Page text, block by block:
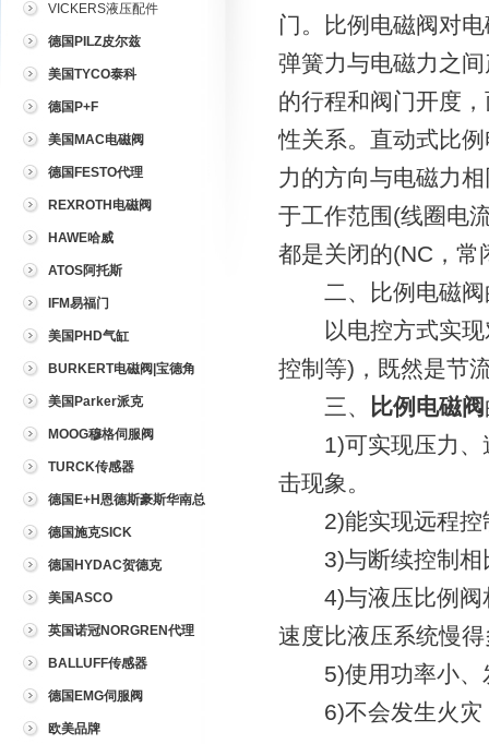
VICKERS液压配件
德国PILZ皮尔兹
美国TYCO泰科
德国P+F
美国MAC电磁阀
德国FESTO代理
REXROTH电磁阀
HAWE哈威
ATOS阿托斯
IFM易福门
美国PHD气缸
BURKERT电磁阀|宝德角
座阀
美国Parker派克
MOOG穆格伺服阀
TURCK传感器
德国E+H恩德斯豪斯华南总
代理
德国施克SICK
德国HYDAC贺德克
美国ASCO
英国诺冠NORGREN代理
BALLUFF传感器
德国EMG伺服阀
欧美品牌
门。比例电磁阀对
弹簧力与电磁力之
的行程和阀门开度
性关系。直动式比
力的方向与电磁力
于工作范围(线圈电
都是关闭的(NC，常
二、比例电磁阀
以电控方式实现
控制等)，既然是节
三、
比例电磁阀
1)可实现压力、速
击现象。
2)能实现远程控
3)与断续控制相
4)与液压比例阀相
速度比液压系统慢
5)使用功率小、
6)不会发生火灾